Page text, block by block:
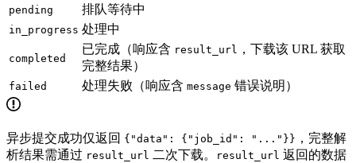
pending 排队等待中
in_progress 处理中
completed
已完成（响应含 result_url ，下载该 URL 获取
完整结果）
failed 处理失败（响应含 message 错误说明）
异步提交成功仅返回 {"data": {"job_id": "..."}} ，完整解
析结果需通过 result_url 二次下载。 result_url 返回的数据